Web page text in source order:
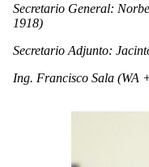
Secretario General:
1918)
Secretario Adjunto:
Ing. Francisco Sala (WA